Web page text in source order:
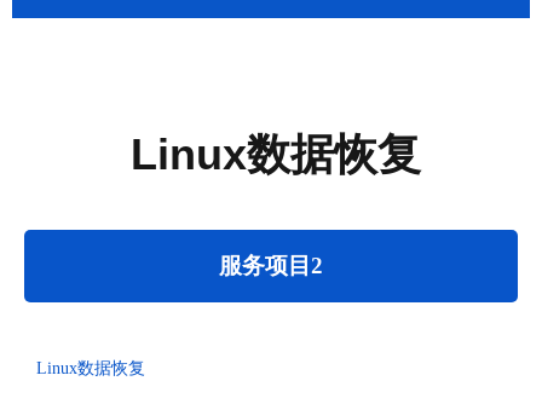
服务项目2
Linux数据恢复
Linux数据恢复